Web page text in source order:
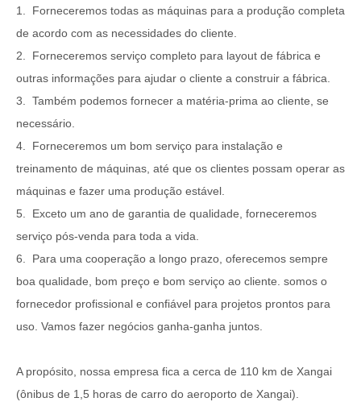
1. Forneceremos todas as máquinas para a produção completa
de acordo com as necessidades do cliente.
2. Forneceremos serviço completo para layout de fábrica e
outras informações para ajudar o cliente a construir a fábrica.
3. Também podemos fornecer a matéria-prima ao cliente, se
necessário.
4. Forneceremos um bom serviço para instalação e
treinamento de máquinas, até que os clientes possam operar as
máquinas e fazer uma produção estável.
5. Exceto um ano de garantia de qualidade, forneceremos
serviço pós-venda para toda a vida.
6. Para uma cooperação a longo prazo, oferecemos sempre
boa qualidade, bom preço e bom serviço ao cliente. somos o
fornecedor profissional e confiável para projetos prontos para
uso. Vamos fazer negócios ganha-ganha juntos.
A propósito, nossa empresa fica a cerca de 110 km de Xangai
(ônibus de 1,5 horas de carro do aeroporto de Xangai).